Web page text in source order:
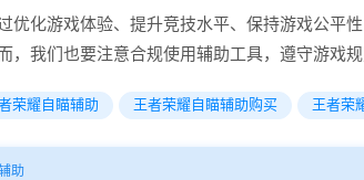
优化游戏体验、提升竞技水平、保持游戏公平
，我们也要注意合规使用辅助工具，遵守游戏
荣耀自瞄辅助 王者荣耀自瞄辅助购买 王者荣
助